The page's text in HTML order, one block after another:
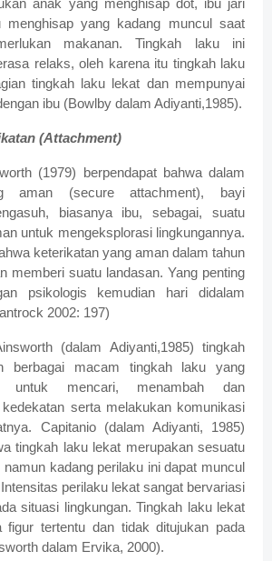
anak yang menghisap dot, ibu jari
menghisap yang kadang muncul saat
makanan. Tingkah laku ini
relaks, oleh karena itu tingkah laku
tingkah laku lekat dan mempunyai
ibu (Bowlby dalam Adiyanti,1985).
(Attachment)
(1979) berpendapat bahwa dalam
aman (secure attachment), bayi
biasanya ibu, sebagai, suatu
untuk mengeksplorasi lingkungannya.
keterikatan yang aman dalam tahun
memberi suatu landasan. Yang penting
psikologis kemudian hari didalam
2002: 197)
(dalam Adiyanti,1985) tingkah
berbagai macam tingkah laku yang
untuk mencari, menambah dan
serta melakukan komunikasi
Capitanio (dalam Adiyanti, 1985)
tingkah laku lekat merupakan sesuatu
namun kadang perilaku ini dapat muncul
perilaku lekat sangat bervariasi
situasi lingkungan. Tingkah laku lekat
figur tertentu dan tidak ditujukan pada
dalam Ervika, 2000).